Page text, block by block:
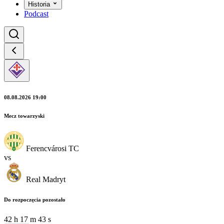
Historia
Podcast
08.08.2026 19:00
Mecz towarzyski
Ferencvárosi TC
vs
Real Madryt
Do rozpoczęcia pozostało
42 h 17 m 43 s